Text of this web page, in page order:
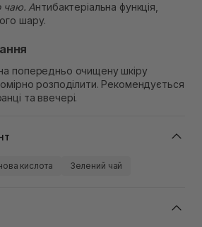
чаю. Антибактеріальна функція,
шару.
попередньо очищену шкіру
розподілити. Рекомендується
та ввечері.
кислота Зелений чай